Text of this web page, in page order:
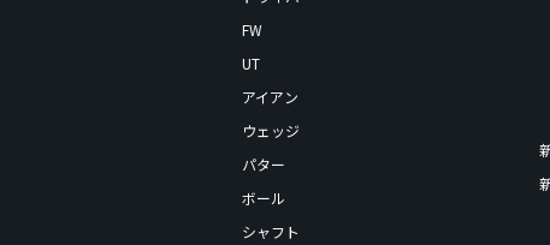
FW
UT
アイアン
ウェッジ
パター
ボール
シャフト